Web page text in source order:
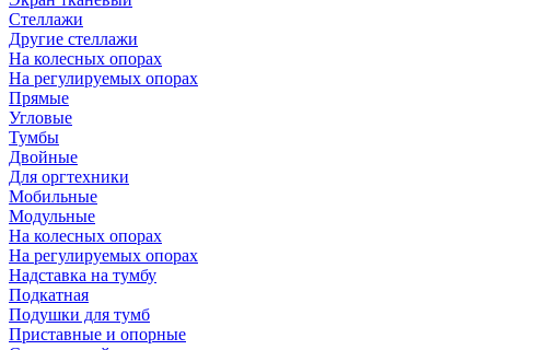
Стеллажи
Другие стеллажи
На колесных опорах
На регулируемых опорах
Прямые
Угловые
Тумбы
Двойные
Для оргтехники
Мобильные
Модульные
На колесных опорах
На регулируемых опорах
Надставка на тумбу
Подкатная
Подушки для тумб
Приставные и опорные